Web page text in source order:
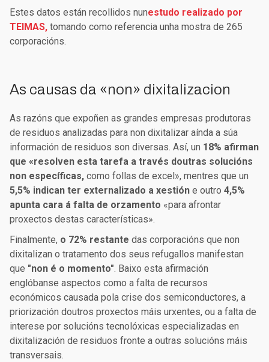
Estes datos están recollidos nunestudo realizado por
TEIMAS, tomando como referencia unha mostra de 265
corporacións.
As causas da «non» dixitalizacion
As razóns que expoñen as grandes empresas produtoras
de residuos analizadas para non dixitalizar aínda a súa
información de residuos son diversas. Así, un 18% afirman
que «resolven esta tarefa a través doutras solucións
non específicas, como follas de excel», mentres que un
5,5% indican ter externalizado a xestión e outro 4,5%
apunta cara á falta de orzamento «para afrontar
proxectos destas características».
Finalmente, o 72% restante das corporacións que non
dixitalizan o tratamento dos seus refugallos manifestan
que "non é o momento". Baixo esta afirmación
englóbanse aspectos como a falta de recursos
económicos causada pola crise dos semiconductores, a
priorización doutros proxectos máis urxentes, ou a falta de
interese por solucións tecnolóxicas especializadas en
dixitalización de residuos fronte a outras solucións máis
transversais.